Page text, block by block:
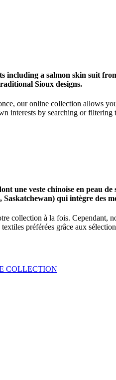
including a salmon skin suit
Sioux designs.
our online collection allows
by searching or filtering
une veste chinoise en peau
qui intègre des
collection à la fois.
préférées grâce aux
COLLECTION